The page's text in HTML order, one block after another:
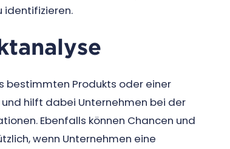
identifizieren.
bestimmten Produkts oder einer
hilft dabei Unternehmen bei der
Ebenfalls können Chancen und
wenn Unternehmen eine